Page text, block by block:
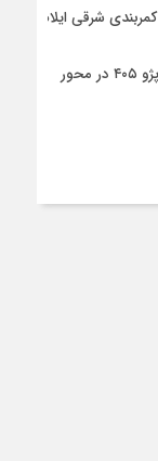
۳ کشته و یک مصدوم در برخورد اتوبوس با پژو ۴۰۵ در محور
مهران برای بازگشت
پژو پارس در